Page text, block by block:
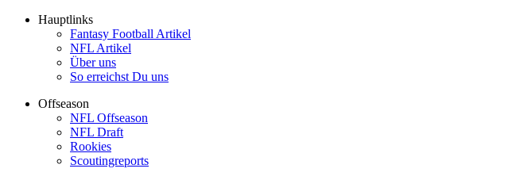
Hauptlinks
Fantasy Football Artikel
NFL Artikel
Über uns
So erreichst Du uns
Offseason
NFL Offseason
NFL Draft
Rookies
Scoutingreports